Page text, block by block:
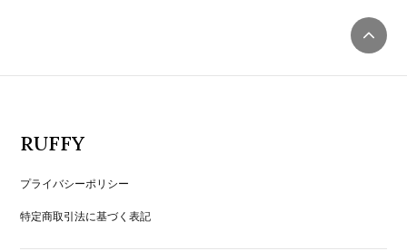
RUFFY
プライバシーポリシー
特定商取引法に基づく表記